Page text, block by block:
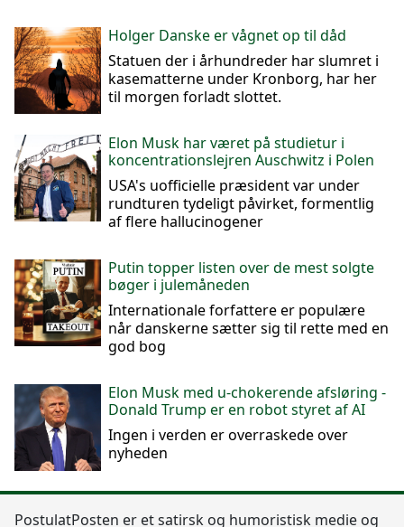
Holger Danske er vågnet op til dåd
Statuen der i århundreder har slumret i
kasematterne under Kronborg, har her
til morgen forladt slottet.
Elon Musk har været på studietur i
koncentrationslejren Auschwitz i Polen
USA's uofficielle præsident var under
rundturen tydeligt påvirket, formentlig
af flere hallucinogener
Putin topper listen over de mest solgte
bøger i julemåneden
Internationale forfattere er populære
når danskerne sætter sig til rette med en
god bog
Elon Musk med u-chokerende afsløring -
Donald Trump er en robot styret af AI
Ingen i verden er overraskede over
nyheden
PostulatPosten er et satirsk og humoristisk medie og